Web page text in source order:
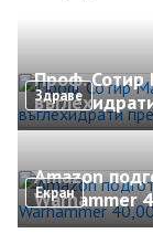
Здраве
Проф. Сотир
Екран
Amazon
Warhammer